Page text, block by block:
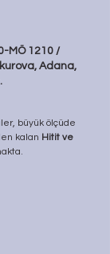
MÖ 1210 /
Adana,
büyük ölçüde
kalan Hitit ve